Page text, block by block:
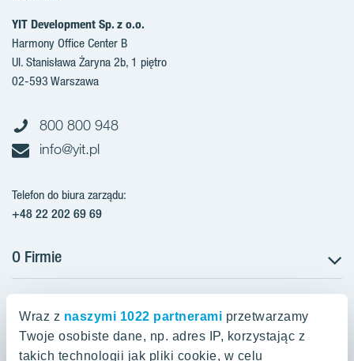
Wraz z naszymi 1022 partnerami przetwarzamy
Twoje osobiste dane, np. adres IP, korzystając z
takich technologii jak pliki cookie, w celu
YIT Development Sp. z o.o.
Harmony Office Center B
Ul. Stanisława Żaryna 2b, 1 piętro
02-593 Warszawa
800 800 948
info@yit.pl
Telefon do biura zarządu:
+48 22 202 69 69
O Firmie
Projekty w przygotowaniu
Projekty zrealizowane
Aktualności
Projekty w Polsce
Aroma Park Lofty Warszawa
Oferty mieszkaniowe Warszawa